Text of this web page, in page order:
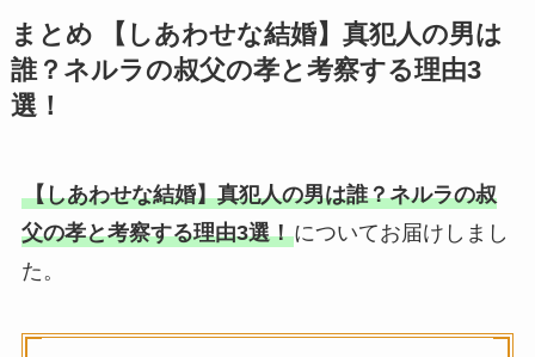
まとめ 【しあわせな結婚】真犯人の男は
誰？ネルラの叔父の孝と考察する理由3
選！
【しあわせな結婚】真犯人の男は誰？ネルラの叔
父の孝と考察する理由3選！についてお届けしまし
た。